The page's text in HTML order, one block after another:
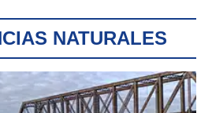
NATURALES